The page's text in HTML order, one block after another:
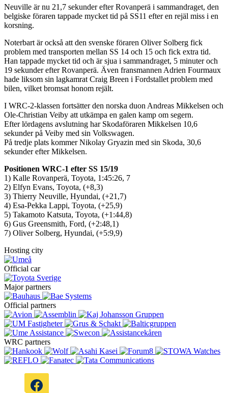
Neuville är nu 21,7 sekunder efter Rovanperä i sammandraget, den
belgiske föraren tappade mycket tid på SS11 efter en rejäl miss i en
korsning.
Noterbart är också att den svenske föraren Oliver Solberg fick
problem med transporten mellan SS 14 och 15 och fick extra tid.
Han tappade mycket tid och är sjua i sammandraget, 5 minuter och
19 sekunder efter Rovanperä. Även fransmannen Adrien Fourmaux
hade liksom sin lagkamrat Craig Breen i Fordstallet problem med
bilen, vilket bromsat honom rejält.
I WRC-2-klassen fortsätter den norska duon Andreas Mikkelsen och
Ole-Christian Veiby att utkämpa en galen kamp om segern.
Efter lördagens avslutning har Skodaföraren Mikkelsen 10,6
sekunder på Veiby med sin Volkswagen.
På tredje plats kommer Nikolay Gryazin med sin Skoda, 30,6
sekunder efter Mikkelsen.
Positionen WRC-1 efter SS 15/19
1) Kalle Rovanperä, Toyota, 1:45:26, 7
2) Elfyn Evans, Toyota, (+8,3)
3) Thierry Neuville, Hyundai, (+21,7)
4) Esa-Pekka Lappi, Toyota, (+25,9)
5) Takamoto Katsuta, Toyota, (+1:44,8)
6) Gus Greensmith, Ford, (+2:48,1)
7) Oliver Solberg, Hyundai, (+5:9,9)
Hosting city
Official car
Major partners
Official partners
WRC partners